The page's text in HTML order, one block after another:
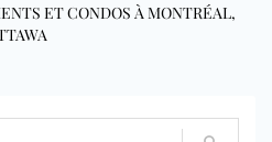
ET CONDOS À MONTRÉAL,